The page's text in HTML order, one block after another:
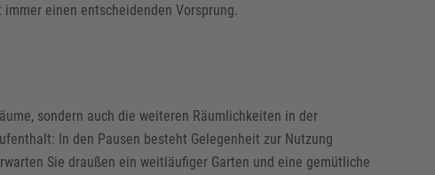
einen entscheidenden Vorsprung.
sondern auch die weiteren Räumlichkeiten in der
In den Pausen besteht Gelegenheit zur Nutzung
Sie draußen ein weitläufiger Garten und eine gemütliche